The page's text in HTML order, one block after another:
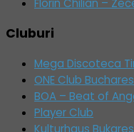
Florin Chilian –
Cluburi
Mega Discoteca
ONE Club
BOA – Beat of
Player Club
Kulturhaus